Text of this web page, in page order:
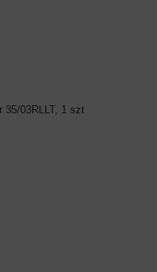
35/03RLLT, 1 szt